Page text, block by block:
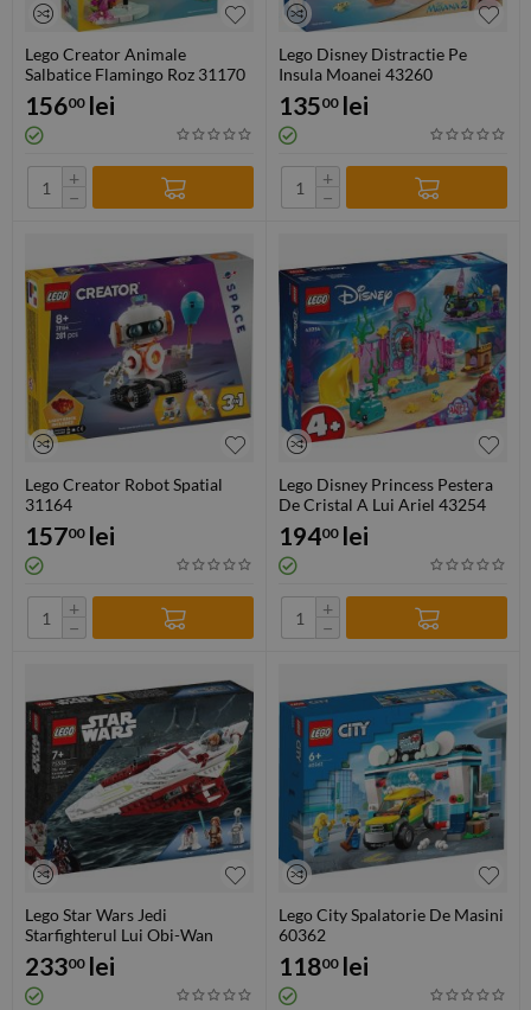
Lego Creator Animale
Salbatice Flamingo Roz 31170
15600 lei
+
−
Lego Disney Distractie Pe
Insula Moanei 43260
13500 lei
+
−
Lego Creator Robot Spatial
31164
15700 lei
+
−
Lego Disney Princess Pestera
De Cristal A Lui Ariel 43254
19400 lei
+
−
Lego Star Wars Jedi
Starfighterul Lui Obi-Wan
Kenobi 75333
23300 lei
Lego City Spalatorie De Masini
60362
11800 lei